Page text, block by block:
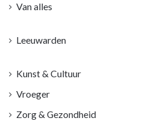
Van alles
Leeuwarden
Kunst & Cultuur
Vroeger
Zorg & Gezondheid